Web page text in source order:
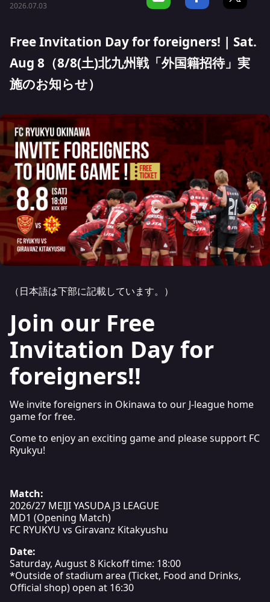
2026.07.03
Free Invitation Day for foreigners! | Sat.
Aug 8（8/8(土)北九州戦「外国籍招待」実
施のお知らせ）
（日本語は下部に記載しています。）
Join our Free
Invitation Day for
foreigners!!
We invite foreigners in Okinawa to our J-league home
game for free.
Come to enjoy an exciting game and please support FC
Ryukyu!
Match:
2026/27 MEIJI YASUDA J3 LEAGUE
MD1 (Opening Match)
FC RYUKYU vs Giravanz Kitakyushu
Date:
Saturday, August 8 Kickoff time: 18:00
*Outside of stadium area (Ticket, Food and Drinks,
Official shop) open at 16:30